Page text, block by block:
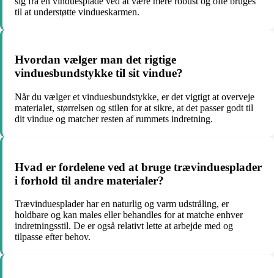
til at understøtte vindueskarmen.
Hvordan vælger man det rigtige
vinduesbundstykke til sit vindue?
Når du vælger et vinduesbundstykke, er det vigtigt at overveje
materialet, størrelsen og stilen for at sikre, at det passer godt til
dit vindue og matcher resten af rummets indretning.
Hvad er fordelene ved at bruge trævinduesplader
i forhold til andre materialer?
Trævinduesplader har en naturlig og varm udstråling, er
holdbare og kan males eller behandles for at matche enhver
indretningsstil. De er også relativt lette at arbejde med og
tilpasse efter behov.